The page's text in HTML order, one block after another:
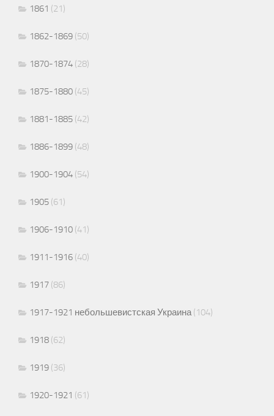
1861 (21)
1862-1869 (50)
1870-1874 (28)
1875-1880 (45)
1881-1885 (42)
1886-1899 (48)
1900-1904 (54)
1905 (61)
1906-1910 (41)
1911-1916 (40)
1917 (86)
1917-1921 небольшевистская Украина(104)
1918 (62)
1919 (36)
1920-1921 (61)